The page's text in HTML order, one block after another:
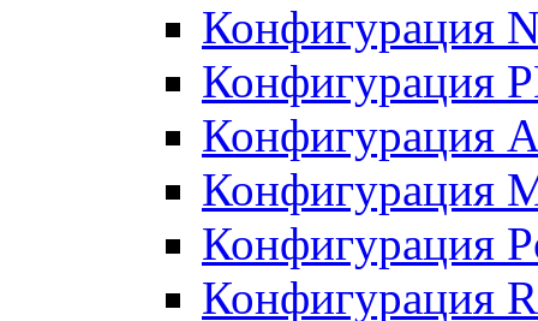
Конфигурация
Конфигурация
Конфигурация
Конфигурация
Конфигурация
Конфигурация